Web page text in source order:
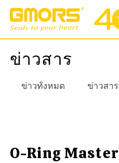
ข่าวสาร
ข่าวทั้งหมด ข่าวสาร
O-Ring Master